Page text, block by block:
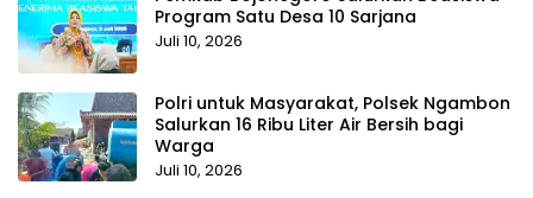
Program Satu Desa 10 Sarjana
Juli 10, 2026
Polri untuk Masyarakat, Polsek Ngambon
Salurkan 16 Ribu Liter Air Bersih bagi
Warga
Juli 10, 2026